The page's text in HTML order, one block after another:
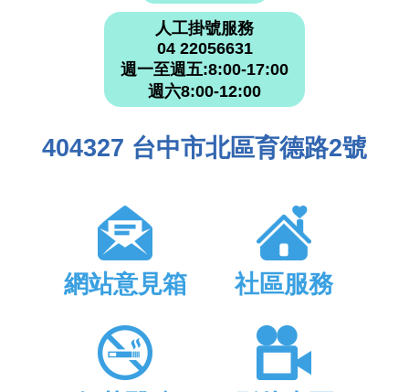
人工掛號服務
04 22056631
週一至週五:8:00-17:00
週六8:00-12:00
404327 台中市北區育德路2號
網站意見箱 社區服務